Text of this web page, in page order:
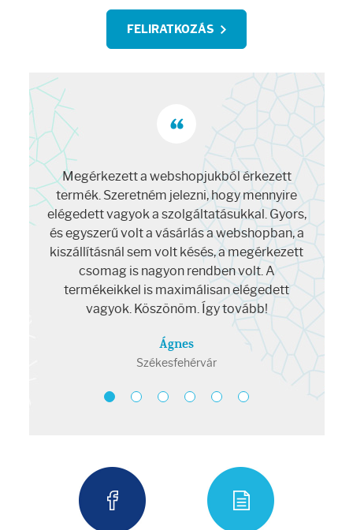
FELIRATKOZÁS
Megérkezett a webshopjukból érkezett
termék. Szeretném jelezni, hogy mennyire
elégedett vagyok a szolgáltatásukkal. Gyors,
és egyszerű volt a vásárlás a webshopban, a
kiszállításnál sem volt késés, a megérkezett
csomag is nagyon rendben volt. A
termékeikkel is maximálisan elégedett
vagyok. Köszönöm. Így tovább!
Ágnes
Székesfehérvár
Ajakápolók
Hajápolás
Samponok
Hajkondicionálók
Hajmaszkok
Hajhullás kezelése
Kézkrémek